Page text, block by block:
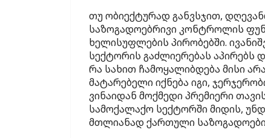
თუ ობიექტურად განვსჯით,
საზოგადოებრივი კონტროლის
ხელისუფლების პირობებში.
სექტორის გაძლიერებას აპირებს
რა სახით ჩამოყალიბდება მისი
მატარებელი იქნება იგი,
ვინაიდან მოქმედი პრემიერი
სამოქალაქო სექტორში მიდის,
მთლიანად ქართული